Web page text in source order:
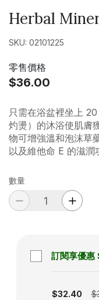
Herbal
SKU: 02101225
零售價格
$36.00
只需在浴盆裡坐上
灼燙）的沐浴使肌膚
物可增強溫和泡沫草
以及維他命 E 的滋潤
數量
訂閱享優惠
$32.40